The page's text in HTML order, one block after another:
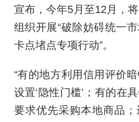
宣布，今年5月至12月，
组织开展“破除妨碍统一
卡点堵点专项行动”。
“有的地方利用信用评价
设置‘隐性门槛’；有的在
要求优先采购本地商品